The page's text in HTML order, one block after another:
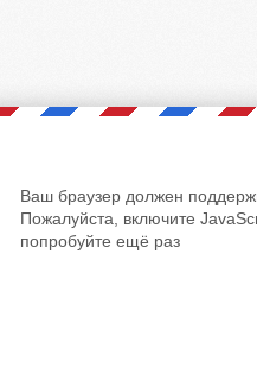
Ваш браузер должен
Пожалуйста, включите
попробуйте ещё раз